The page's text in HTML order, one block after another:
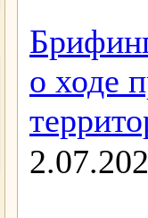
о ходе